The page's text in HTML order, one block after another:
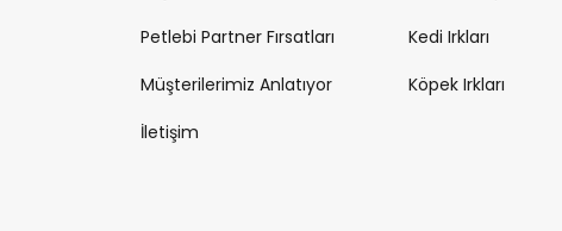
Petlebi Partner Fırsatları
Müşterilerimiz Anlatıyor
İletişim
Kedi Irkları
Köpek Irkları